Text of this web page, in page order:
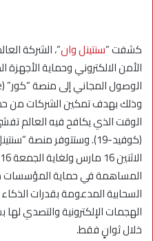
كشفت “سنتينل وان“، الشركة
الأمن الالكتروني وحماية الأجهزة
وذلك بهدف تمكين الشركات من
الوقت الذي يكافح فيه العالم
(كوفيد-19). وستتوفر منصة
المساهمة في حماية المؤسسات
السحابية المدعومة بقدرات
الهجمات الإلكترونية والتصدي
خلال ثوانٍ فقط.